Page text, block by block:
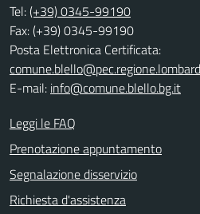
Tel:(+39) 0345-99190
Fax: (+39) 0345-99190
Posta Elettronica Certificata:
E-mail: info@comune.blello.bg.it
Leggi le FAQ
Prenotazione appuntamento
Segnalazione disservizio
Richiesta d'assistenza